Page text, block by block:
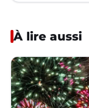
À lire aussi